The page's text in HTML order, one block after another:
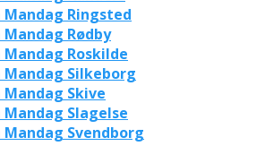
Mandag Ringsted
Mandag Rødby
Mandag Roskilde
Mandag Silkeborg
Mandag Skive
Mandag Slagelse
Mandag Svendborg